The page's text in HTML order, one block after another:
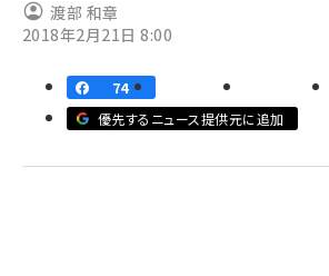
アスクル (1115)
base (1070)
ビィ・フォアード (772)
渡部 和章
2018年2月21日 8:00
74
優先するニュース提供元に追加